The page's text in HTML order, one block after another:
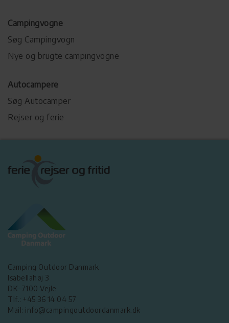
Campingvogne
Søg Campingvogn
Nye og brugte campingvogne
Autocampere
Søg Autocamper
Rejser og ferie
Camping Outdoor Danmark
Isabellahøj 3
DK-7100 Vejle
Tlf.: +45 36 14 04 57
Mail: info@campingoutdoordanmark.dk